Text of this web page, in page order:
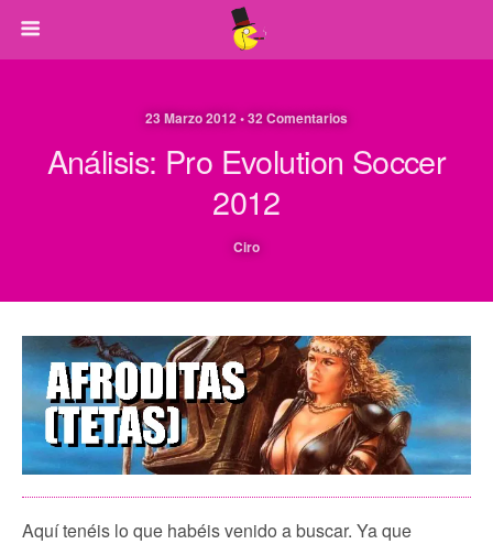
23 Marzo 2012 • 32 Comentarios
Análisis: Pro Evolution Soccer
2012
Ciro
Aquí tenéis lo que habéis venido a buscar. Ya que